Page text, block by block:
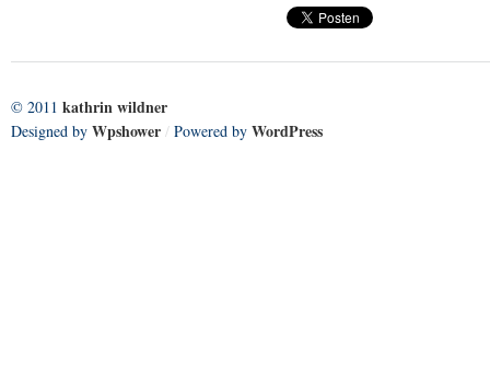
© 2011 kathrin wildner
Designed by Wpshower / Powered by WordPress